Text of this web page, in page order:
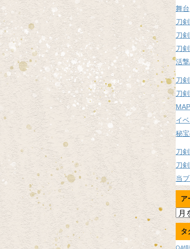
舞台
刀
刀
刀
活
刀
刀
イ
秘
刀
刀
当
ア
ア
ー
カ
イ
タ
OA情